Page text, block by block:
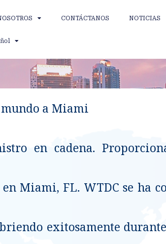
CONTÁCTANOS NOTICIAS
a Miami
en cadena.
Miami, FL. WTDC se ha
exitosamente durante